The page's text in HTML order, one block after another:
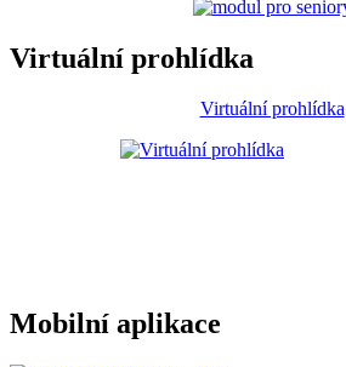
Virtuální prohlídka
Virtuální prohlídka
Mobilní aplikace